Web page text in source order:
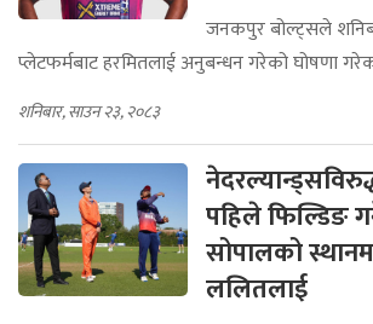
जनकपुर बोल्ट्सले
प्लेटफर्मबाट हरमितलाई अनुबन्धन गरेको घोषणा
शनिबार, साउन २३, २०८३
पहिले फिल्डिङ
सोपालको
ललितलाई